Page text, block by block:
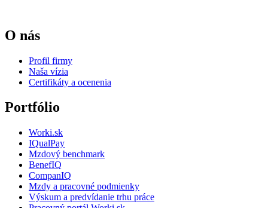
O nás
Profil firmy
Naša vízia
Certifikáty a ocenenia
Portfólio
Worki.sk
IQualPay
Mzdový benchmark
BenefIQ
CompanIQ
Mzdy a pracovné podmienky
Výskum a predvídanie trhu práce